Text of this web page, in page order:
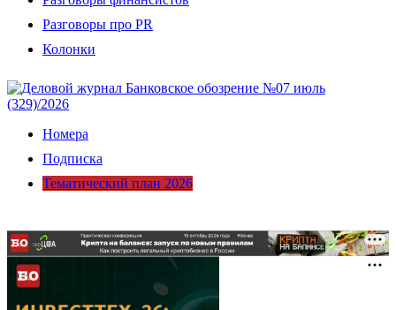
Разговоры про PR
Колонки
Номера
Подписка
Тематический план 2026